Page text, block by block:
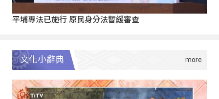
平埔專法已施行 原民身分法暫緩審查
文化小辭典